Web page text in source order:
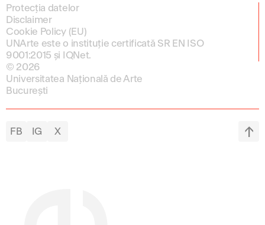
Protecția datelor
Disclaimer
Cookie Policy (EU)
UNArte este o instituție certificată SR EN ISO
9001:2015 și IQNet.
© 2026
Universitatea Națională de Arte
București
FB IG X